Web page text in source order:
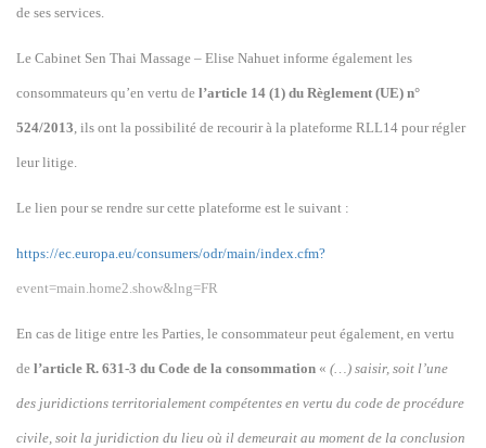
de ses services.
Le Cabinet Sen Thai Massage – Elise Nahuet informe également les
consommateurs qu’en vertu de l’article 14 (1) du Règlement (UE) n°
524/2013, ils ont la possibilité de recourir à la plateforme RLL14 pour régler
leur litige.
Le lien pour se rendre sur cette plateforme est le suivant :
https://ec.europa.eu/consumers/odr/main/index.cfm?
event=main.home2.show&lng=FR
En cas de litige entre les Parties, le consommateur peut également, en vertu
de l’article R. 631-3 du Code de la consommation « (…) saisir, soit l’une
des juridictions territorialement compétentes en vertu du code de procédure
civile, soit la juridiction du lieu où il demeurait au moment de la conclusion